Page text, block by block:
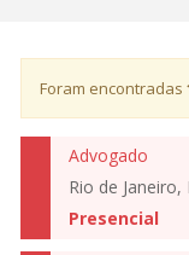
Foram encontradas
Advogado
Rio de Janeiro,
Presencial